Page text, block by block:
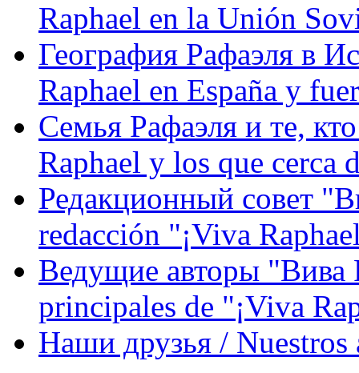
Raphael en la Unión
География Рафаэля в
Raphael en España y
Семья Рафаэля и те,
Raphael y los que cerca
Редакционный совет
redacción "¡Viva
Ведущие авторы "Вива
principales de "¡Viva
Наши друзья / Nuestros